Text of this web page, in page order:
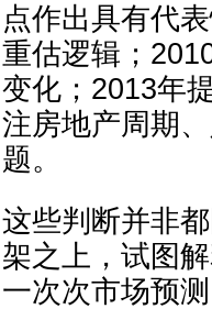
点作出具有代
重估逻辑；
变化；2013年
注房地产周期
题。
这些判断并非
架之上，试图
一次次市场预